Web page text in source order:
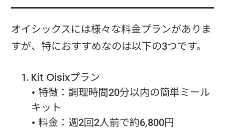
オイシックスには様々な料金プランがありま
すが、特におすすめなのは以下の3つです。
Kit Oisixプラン
• 特徴：調理時間20分以内の簡単ミール
キット
• 料金：週2回2人前で約6,800円